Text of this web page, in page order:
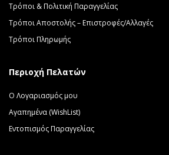
Τρόποι & Πολιτική Παραγγελίας
Τρόποι Αποστολής – Επιστροφές/Αλλαγές
Τρόποι Πληρωμής
Περιοχή Πελατών
Ο Λογαριασμός μου
Αγαπημένα (WishList)
Εντοπισμός Παραγγελίας